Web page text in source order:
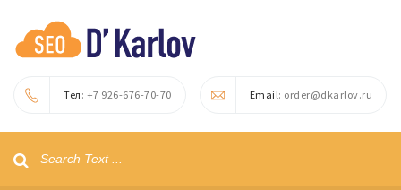
Тел : +7 926-676-70-70 Email: order@dkarlov.ru